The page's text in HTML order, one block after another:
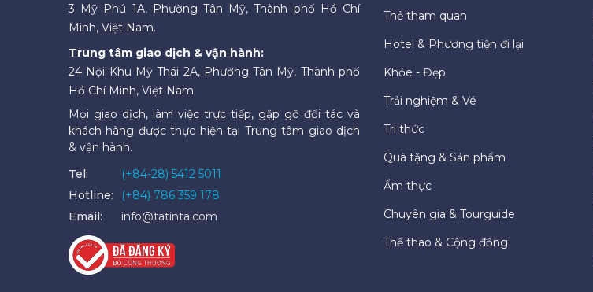
3 Mỹ Phú 1A, Phường Tân Mỹ, Thành phố Hồ Chí
Minh, Việt Nam.
Trung tâm giao dịch & vận hành:
24 Nội Khu Mỹ Thái 2A, Phường Tân Mỹ, Thành phố
Hồ Chí Minh, Việt Nam.
Mọi giao dịch, làm việc trực tiếp, gặp gỡ đối tác và
khách hàng được thực hiện tại Trung tâm giao dịch
& vận hành.
Tel:
(+84-28) 5412 5011
Hotline:
(+84) 786 359 178
Email:
info@tatinta.com
Thẻ tham quan
Hotel & Phương tiện đi lại
Khỏe - Đẹp
Trải nghiệm & Vé
Tri thức
Quà tặng & Sản phẩm
Ẩm thực
Chuyên gia & Tourguide
Thể thao & Cộng đồng